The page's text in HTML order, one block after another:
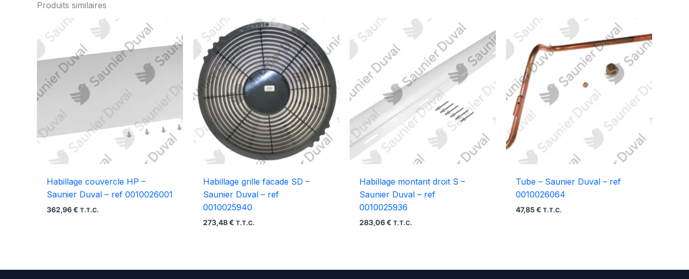
Produits similaires
Habillage couvercle HP –
Saunier Duval – ref 0010026001
362,96€ T.T.C.
Habillage grille facade SD –
Saunier Duval – ref
0010025940
273,48€ T.T.C.
Habillage montant droit S –
Saunier Duval – ref
0010025936
283,06€ T.T.C.
Tube – Saunier Duval – ref
0010026064
47,85€ T.T.C.